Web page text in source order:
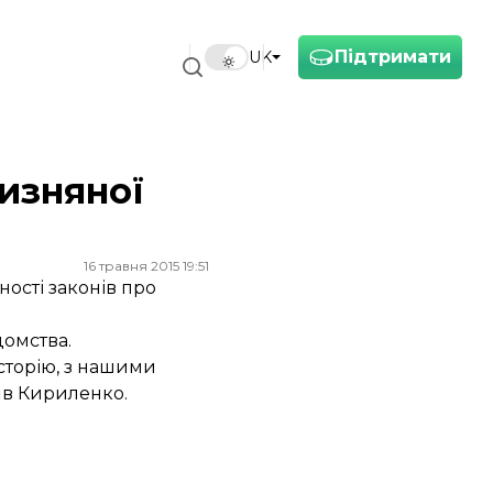
Підтримати
UK
16 травня 2015 19:51
законів про
з нашими
Кириленко.